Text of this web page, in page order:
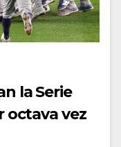
la Serie
octava vez